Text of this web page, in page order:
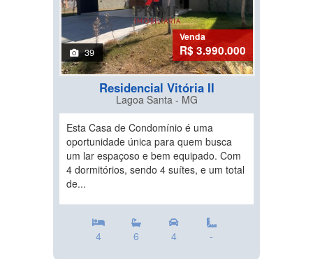
39
Venda
R$ 3.990.000
Residencial Vitória II
Lagoa Santa - MG
Esta Casa de Condomínio é uma
oportunidade única para quem busca
um lar espaçoso e bem equipado. Com
4 dormitórios, sendo 4 suítes, e um total
de...
4 6 4 -